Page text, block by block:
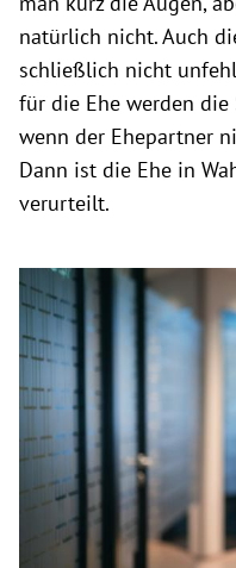
natürlich nicht. Auch
schließlich nicht
für die Ehe werden
wenn der Ehepartner
Dann ist die Ehe in
verurteilt.